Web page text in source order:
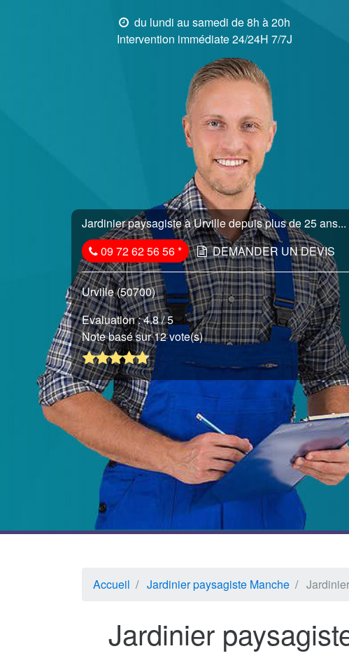
du lundi au samedi de 8h à 20h
Intervention immédiate 24/24H 7/7J
Jardinier paysagiste à Urville depuis plus de 25 ans...
09 72 62 56 56* DEMANDER UN DEVIS
Urville (50700)
Evaluation :4.8/ 5
Note basé sur 12 vote(s)
Accueil Jardinier paysagiste Manche
Jardinier